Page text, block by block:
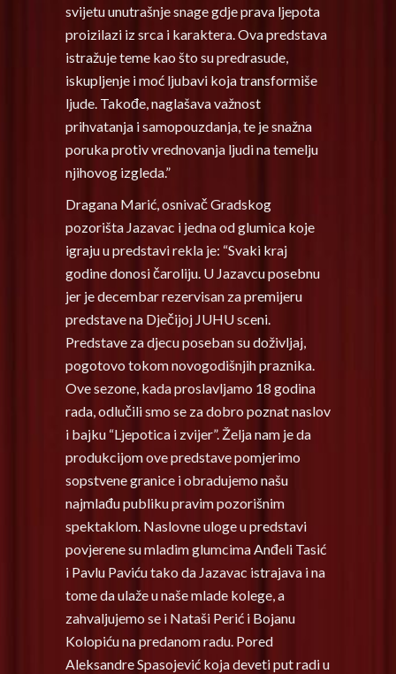
svijetu unutrašnje snage gdje prava ljepota
proizilazi iz srca i karaktera. Ova predstava
istražuje teme kao što su predrasude,
iskupljenje i moć ljubavi koja transformiše
ljude. Takođe, naglašava važnost
prihvatanja i samopouzdanja, te je snažna
poruka protiv vrednovanja ljudi na temelju
njihovog izgleda.”
Dragana Marić, osnivač Gradskog
pozorišta Jazavac i jedna od glumica koje
igraju u predstavi rekla je: “Svaki kraj
godine donosi čaroliju. U Jazavcu posebnu
jer je decembar rezervisan za premijeru
predstave na Dječijoj JUHU sceni.
Predstave za djecu poseban su doživljaj,
pogotovo tokom novogodišnjih praznika.
Ove sezone, kada proslavljamo 18 godina
rada, odlučili smo se za dobro poznat naslov
i bajku “Ljepotica i zvijer”. Želja nam je da
produkcijom ove predstave pomjerimo
sopstvene granice i obradujemo našu
najmlađu publiku pravim pozorišnim
spektaklom. Naslovne uloge u predstavi
povjerene su mladim glumcima Anđeli Tasić
i Pavlu Paviću tako da Jazavac istrajava i na
tome da ulaže u naše mlade kolege, a
zahvaljujemo se i Nataši Perić i Bojanu
Kolopiću na predanom radu. Pored
Aleksandre Spasojević koja deveti put radi u